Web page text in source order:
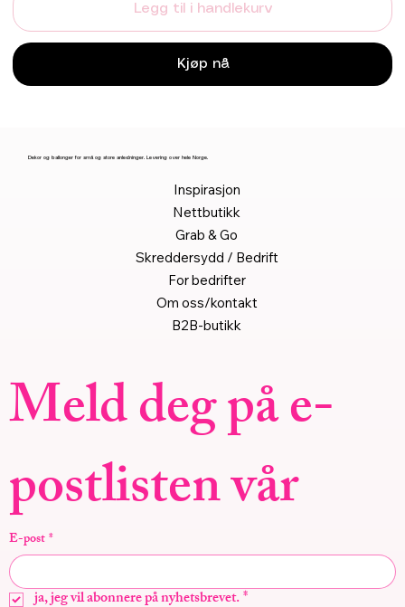
Legg til i handlekurv
Kjøp nå
Meld deg på e-
postlisten vår
E-post*
ja, jeg vil abonnere på nyhetsbrevet.*
Dekor og ballonger for små og store anledninger. Levering over hele Norge.
Inspirasjon
Nettbutikk
Grab & Go
Skreddersydd / Bedrift
For bedrifter
Om oss/kontakt
B2B-butikk